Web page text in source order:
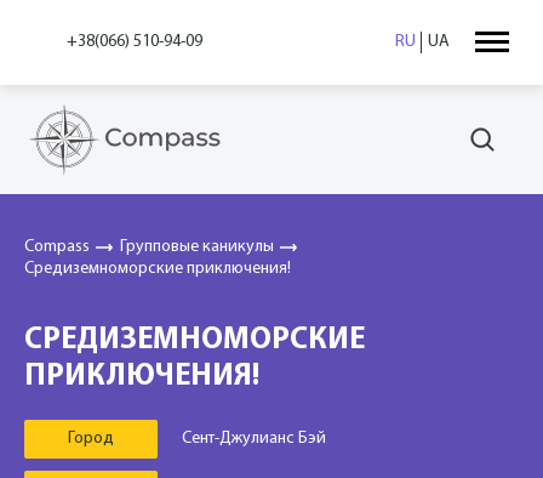
+38(066) 510-94-09 RU UA
Compass
Групповые каникулы
Средиземноморские приключения!
СРЕДИЗЕМНОМОРСКИЕ
ПРИКЛЮЧЕНИЯ!
Город Сент-Джулианс Бэй